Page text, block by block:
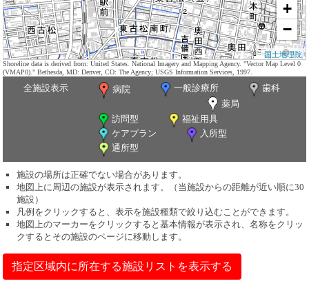
+
−
国土地理院
Shoreline data is derived from: United States. National Imagery and Mapping Agency. "Vector Map Level 0
(VMAP0)." Bethesda, MD: Denver, CO: The Agency; USGS Information Services, 1997.
全施設表示 病院 一般診療所
歯科
薬局
訪問型
福祉用具
ケアプラン
入所型
通所型
施設の場所は正確でない場合があります。
地図上に周辺の施設が表示されます。（当施設からの距離が近い順に30
施設）
凡例をクリックすると、表示を施設種類で絞り込むことができます。
地図上のマーカーをクリックすると基本情報が表示され、名称をクリッ
クするとその施設のページに移動します。
指定区域内に所在する施設リストを表示する